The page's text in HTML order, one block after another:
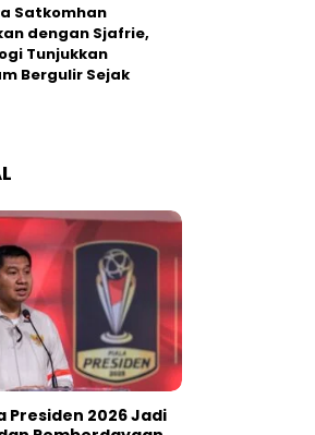
Satkomhan
dengan Sjafrie,
Tunjukkan
Bergulir Sejak
Presiden 2026 Jadi